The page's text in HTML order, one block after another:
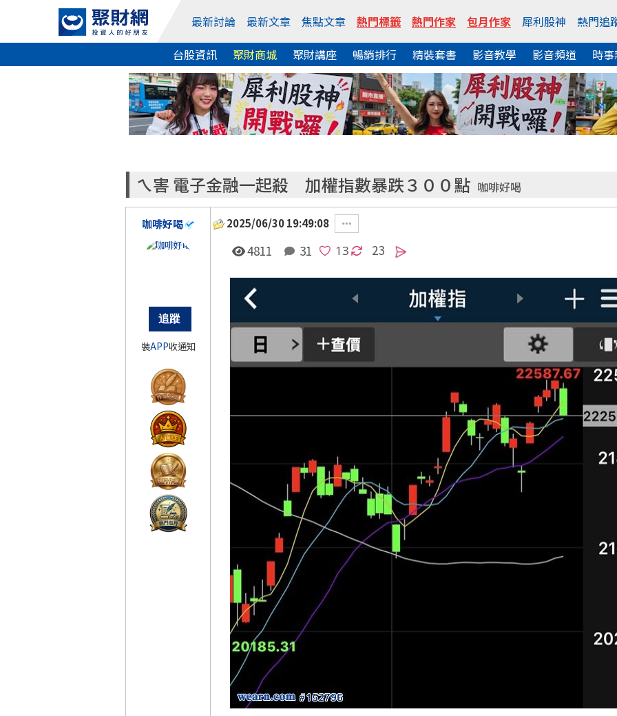
最新討論 最新文章 焦點文章 熱門標籤 熱門作家 包月作家 犀利股神
熱門追
台股資訊
聚財商城 聚財講座 暢銷排行 精裝套書 影音教學 影音頻道 時
ㄟ害 電子金融一起殺 加權指數暴跌３００點 咖啡好喝
咖啡好喝
裝APP收通知
2025/06/30 19:49:08
4811 31 23